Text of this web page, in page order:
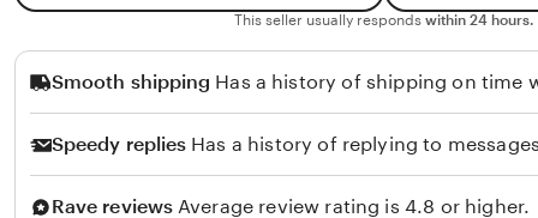
o
This seller usually responds within 24 hours.
Smooth shipping Has a history of shipping on time
Speedy replies Has a history of replying to
Rave reviews Average review rating is 4.8 or higher.